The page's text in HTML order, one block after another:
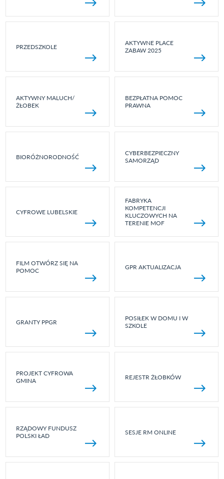
PRZEDSZKOLE
AKTYWNE PLACE
ZABAW 2025
AKTYWNY MALUCH/
ŻŁOBEK
BEZPŁATNA POMOC
PRAWNA
BIORÓŻNORODNOŚĆ
CYBERBEZPIECZNY
SAMORZĄD
CYFROWE LUBELSKIE
FABRYKA
KOMPETENCJI
KLUCZOWYCH NA
TERENIE MOF
FILM OTWÓRZ SIĘ NA
POMOC
GPR AKTUALIZACJA
GRANTY PPGR
POSIŁEK W DOMU I W
SZKOLE
PROJEKT CYFROWA
GMINA
REJESTR ŻŁOBKÓW
RZĄDOWY FUNDUSZ
POLSKI ŁAD
SESJE RM ONLINE